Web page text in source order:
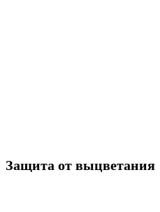
Защита от выцветания